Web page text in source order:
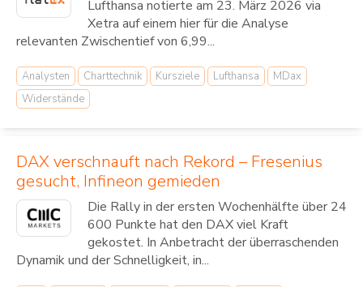
Lufthansa notierte am 23. März 2026 via
Xetra auf einem hier für die Analyse
relevanten Zwischentief von 6,99...
Analysten Charttechnik Kursziele Lufthansa
MDax
Widerstände
DAX verschnauft nach Rekord – Fresenius
gesucht, Infineon gemieden
Die Rally in der ersten Wochenhälfte über 24
600 Punkte hat den DAX viel Kraft
gekostet. In Anbetracht der überraschenden
Dynamik und der Schnelligkeit, in...